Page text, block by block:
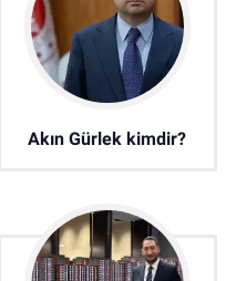
Akın Gürlek kimdir?